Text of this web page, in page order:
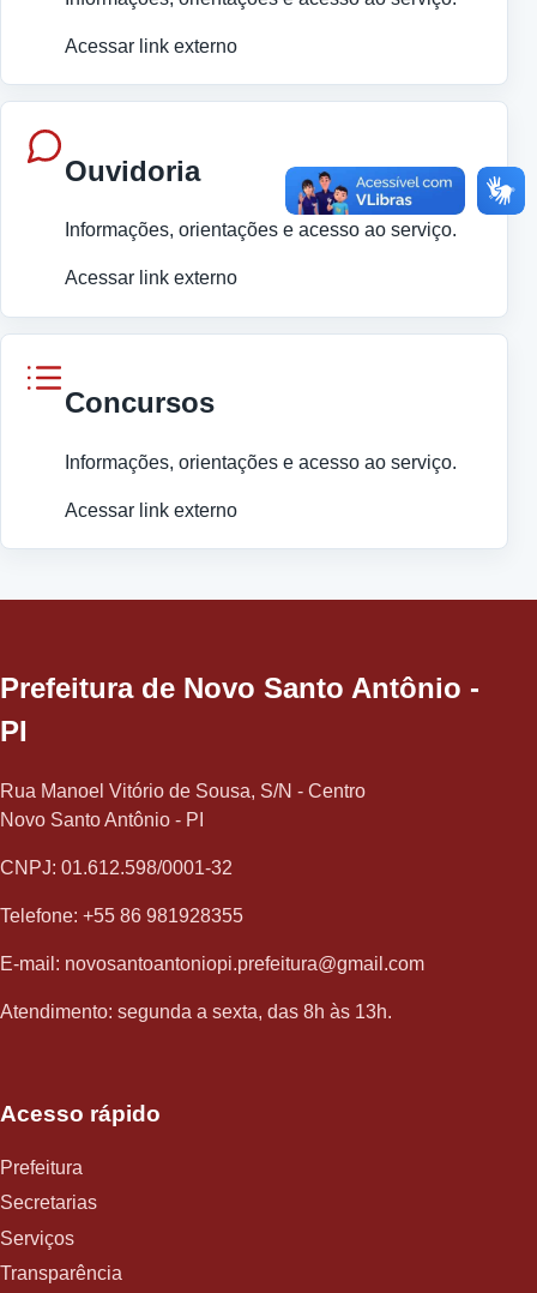
Acessar link externo
Ouvidoria
Informações, orientações e acesso ao serviço.
Acessar link externo
Concursos
Informações, orientações e acesso ao serviço.
Acessar link externo
Prefeitura de Novo Santo Antônio -
PI
Rua Manoel Vitório de Sousa, S/N - Centro
Novo Santo Antônio - PI
CNPJ: 01.612.598/0001-32
Telefone: +55 86 981928355
E-mail: novosantoantoniopi.prefeitura@gmail.com
Atendimento: segunda a sexta, das 8h às 13h.
Acesso rápido
Prefeitura
Secretarias
Serviços
Transparência